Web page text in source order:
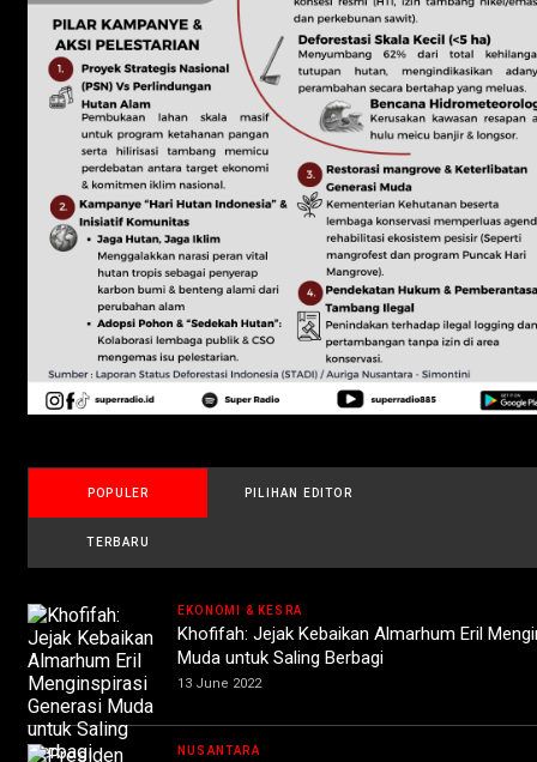
POPULER PILIHAN EDITOR
TERBARU
EKONOMI & KESRA
Khofifah: Jejak Kebaikan Almarhum Eril
Muda untuk Saling Berbagi
13 June 2022
NUSANTARA